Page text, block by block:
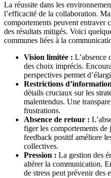
La réussite dans les
l’efficacité de la collaboration.
comportements peuvent entraver
des résultats mitigés. Voici
communes liées à la
Vision limitée : L’absence
des choix imprécis.
perspectives permet
Restrictions
détails cruciaux sur les
malentendus. Une
frustrations.
Absence de retour :
figer les comportements
feedback positif améliore
collectives.
Pression : La gestion des
altérer la communication.
de stress peut prévenir des